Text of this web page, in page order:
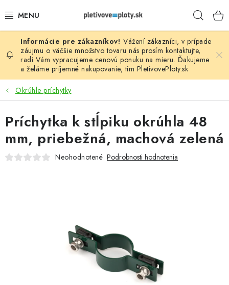
na
PLOTOVÉ PANELY
PLETIVO
STĹPIKY
PODHRABOVÉ DOSKY
BRÁNY A BRÁNKY
VYVÝŠENÉ ZÁHONY
Vážení zákazníci, v prípade
záujmu o väčšie množstvo tovaru nás prosím kontaktujte,
radi Vám vypracujeme cenovú ponuku na mieru. Ďakujeme
a želáme príjemné nakupovanie, tím PletivovePloty.sk
Okrúhle príchytky
Príchytka k stĺpiku okrúhla 48
mm, priebežná, machová zelená
Neohodnotené Podrobnosti hodnotenia